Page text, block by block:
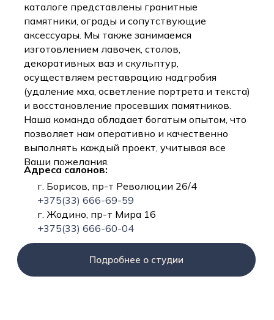
каталоге представлены гранитные
памятники, ограды и сопутствующие
аксессуары. Мы также занимаемся
изготовлением лавочек, столов,
декоративных ваз и скульптур,
осуществляем реставрацию надгробия
(удаление мха, осветление портрета и текста)
и восстановление просевших памятников.
Наша команда обладает богатым опытом, что
позволяет нам оперативно и качественно
выполнять каждый проект, учитывая все
Ваши пожелания.
Адреса салонов:
г. Борисов, пр-т Революции 26/4
+375(33) 666-69-59
г. Жодино, пр-т Мира 16
+375(33) 666-60-04
Подробнее о студии